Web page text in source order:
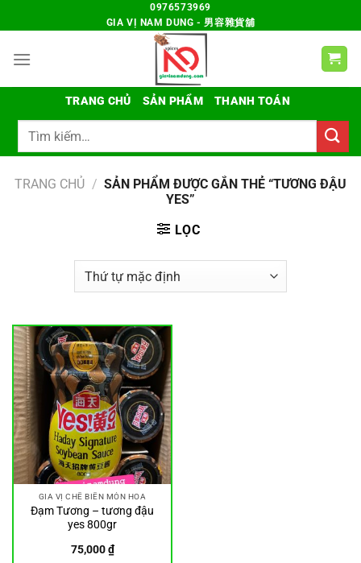
đến
dung
0976573969
GIA VỊ NAM DUNG - 男容雜貨舖
TRANG CHỦ SẢN PHẨM
THANH TOÁN
Tìm
TRANG CHỦ / SẢN PHẨM ĐƯỢC GẮN THẺ “TƯƠNG ĐẬU
YES”
LỌC
GIA VỊ CHẾ BIẾN MÓN HOA
Đạm Tương – tương đậu
yes 800gr
75,000₫